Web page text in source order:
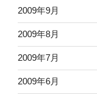
2009年9月
2009年8月
2009年7月
2009年6月